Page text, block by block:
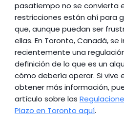
pasatiempo no se convierta
restricciones están ahí para
que, aunque puedan ser
ellas. En Toronto, Canadá,
recientemente una
definición de lo que es un
cómo debería operar. Si vive
obtener más información,
artículo sobre las
Plazo en Toronto aquí.